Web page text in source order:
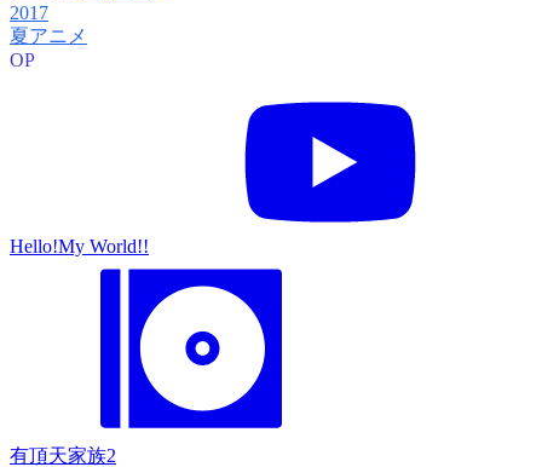
2017
夏アニメ
OP
Hello!My World!!
有頂天家族2